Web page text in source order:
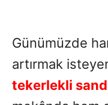
Günümüzde
artırmak
tekerlekli